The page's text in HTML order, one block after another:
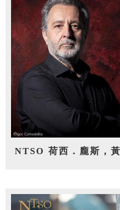
NTSO 荷西．龐斯，